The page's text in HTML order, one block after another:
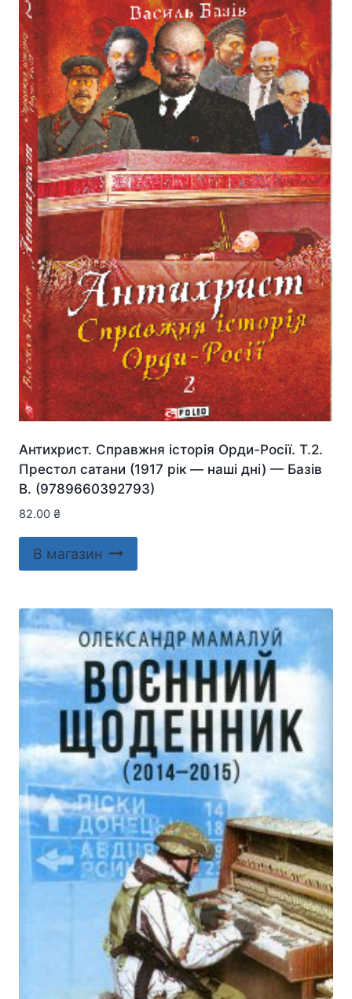
Антихрист. Справжня історія Орди-Росії. Т.2.
Престол сатани (1917 рік — наші дні) — Базiв
В. (9789660392793)
82.00 ₴
В магазин